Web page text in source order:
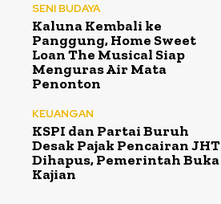
SENI BUDAYA
Kaluna Kembali ke
Panggung, Home Sweet
Loan The Musical Siap
Menguras Air Mata
Penonton
KEUANGAN
KSPI dan Partai Buruh
Desak Pajak Pencairan JHT
Dihapus, Pemerintah Buka
Kajian